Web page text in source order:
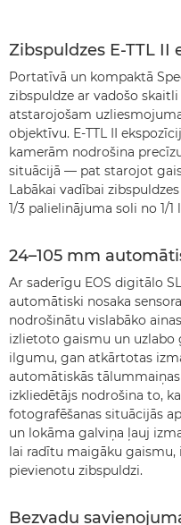
Zibspuldzes E-TTL
Portatīvā un kompaktā
zibspuldze ar vadošo
atstarojošam
objektīvu. E-TTL II
kamerām nodrošina
situācijā — pat starojot
Labākai vadībai
1/3 palielinājuma soli no 1/
24–105 mm
Ar saderīgu EOS digitālo
automātiski nosaka
nodrošinātu vislabāko
izlietoto gaismu un uzlabo
ilgumu, gan atkārtotas
automātiskās
izkliedētājs nodrošina to,
fotografēšanas situācijās
un lokāma galviņa ļauj
lai radītu maigāku
pievienotu zibspuldzi.
Bezvadu